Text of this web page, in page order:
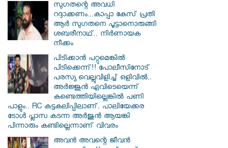
സു​ഗതന്റെ അവധി
റദ്ദാക്കണം...കാപ്പാ കേസ് പ്രതി
ആർ സു​ഗതനെ പൂട്ടാനൊരുങ്ങി
ശബരീനാഥ്.. നിർണായക
നീക്കം
പിടിക്കാൻ പറ്റുമെങ്കിൽ
പിടിക്കെന്ന്!! പോലീസിനോട്
പരസ്യ വെല്ലുവിളിച്ച് ഒളിവിൽ..
അർജ്ജുൻ എവിടെയെന്ന്
കണ്ടെത്തിയില്ലെങ്കിൽ പണി
പാളും.. RC കട്ടകലിപ്പിലാണ്. പാലിയേക്കര
ടോൾ പ്ലാസ കടന്ന അർജുൻ ആയങ്കി
പിന്നാരും കണ്ടില്ലെന്നാണ് വിവരം
അവൻ അവന്റെ ജീവൻ